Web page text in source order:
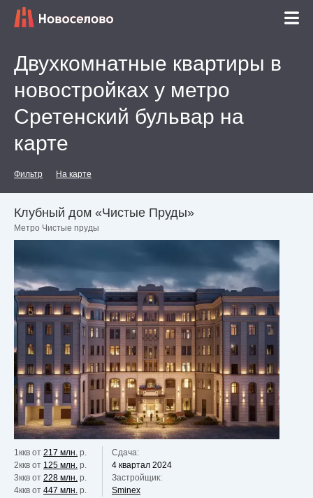
Двухкомнатные квартиры в
новостройках у метро
Сретенский бульвар на
карте
Фильтр На карте
Клубный дом «Чистые Пруды»
Метро Чистые пруды
1ккв от 217 млн. р.
2ккв от 125 млн. р.
3ккв от 228 млн. р.
4ккв от 447 млн. р.
Сдача:
4 квартал 2024
Застройщик:
Sminex